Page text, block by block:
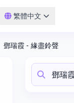
繁體中文
鄧瑞霞 - 緣盡鈴聲